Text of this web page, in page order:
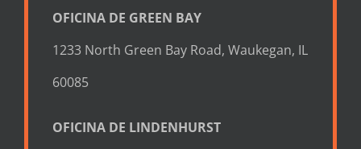
OFICINA DE GREEN BAY
1233 North Green Bay Road, Waukegan, IL
60085
OFICINA DE LINDENHURST